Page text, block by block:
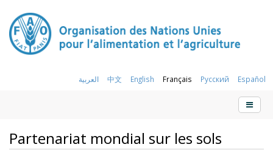
العربية 中文 English Français Русский Español
Partenariat mondial sur les sols